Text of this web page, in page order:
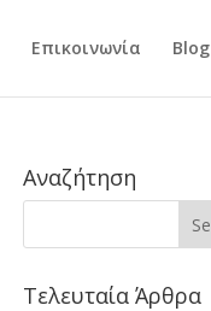
Επικοινωνία Blog
Αναζήτηση
Τελευταία Άρθρα